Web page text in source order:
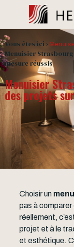
Vous êtes ici ›
Menuisier
mesure réussis
Menuisier
des projets
Choisir un
pas à
réellement,
projet et à le
et esthétique.